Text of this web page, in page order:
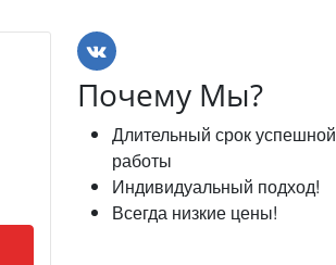
Почему Мы?
Длительный срок успешной
работы
Индивидуальный подход!
Всегда низкие цены!